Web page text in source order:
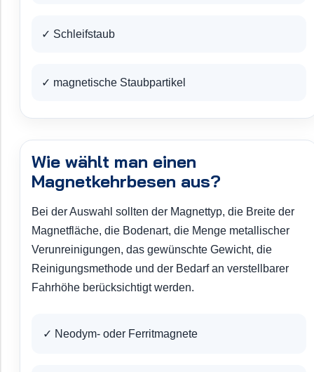
✓ Schleifstaub
✓ magnetische Staubpartikel
Wie wählt man einen
Magnetkehrbesen aus?
Bei der Auswahl sollten der Magnettyp, die Breite der
Magnetfläche, die Bodenart, die Menge metallischer
Verunreinigungen, das gewünschte Gewicht, die
Reinigungsmethode und der Bedarf an verstellbarer
Fahrhöhe berücksichtigt werden.
✓ Neodym- oder Ferritmagnete